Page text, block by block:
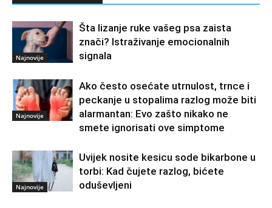
Najnovije
Šta lizanje ruke vašeg psa zaista
znači? Istraživanje emocionalnih
signala
Najnovije
Ako često osećate utrnulost, trnce i
peckanje u stopalima razlog može biti
alarmantan: Evo zašto nikako ne
smete ignorisati ove simptome
Najnovije
Uvijek nosite kesicu sode bikarbone u
torbi: Kad čujete razlog, bićete
oduševljeni